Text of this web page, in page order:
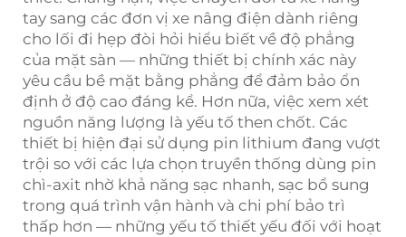
tay sang các đơn vị xe nâng điện dành riêng
cho lối đi hẹp đòi hỏi hiểu biết về độ phẳng
của mặt sàn — những thiết bị chính xác này
yêu cầu bề mặt bằng phẳng để đảm bảo ổn
định ở độ cao đáng kể. Hơn nữa, việc xem xét
nguồn năng lượng là yếu tố then chốt. Các
thiết bị hiện đại sử dụng pin lithium đang vượt
trội so với các lựa chọn truyền thống dùng pin
chì-axit nhờ khả năng sạc nhanh, sạc bổ sung
trong quá trình vận hành và chi phí bảo trì
thấp hơn — những yếu tố thiết yếu đối với hoạt